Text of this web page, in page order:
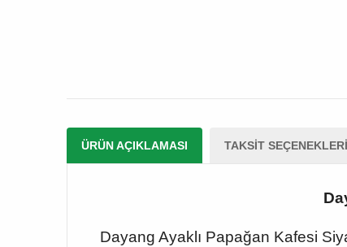
ÜRÜN AÇIKLAMASI TAKSIT SEÇENEKLERI
Dayang Ayaklı Papağan Kafesi